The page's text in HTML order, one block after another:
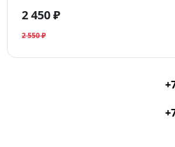
2 450 ₽
2 550 ₽